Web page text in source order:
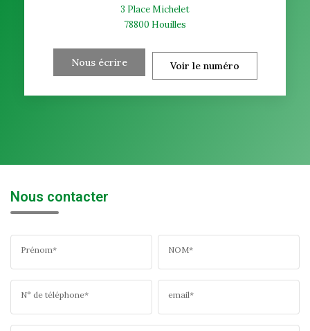
3 Place Michelet
78800 Houilles
Nous écrire Voir le numéro
Nous contacter
Prénom* NOM*
N° de téléphone* email*